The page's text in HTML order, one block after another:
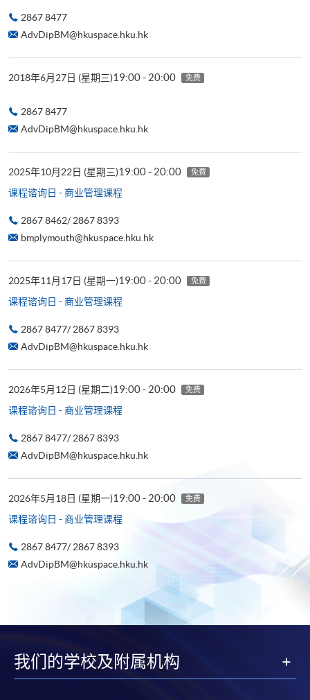
2867 8477
AdvDipBM@hkuspace.hku.hk
2018年6月27日 (星期三)19:00 - 20:00 免费
2867 8477
AdvDipBM@hkuspace.hku.hk
2025年10月22日 (星期三)19:00 - 20:00 免费
课程谘询日 - 商业管理课程
2867 8462/ 2867 8393
bmplymouth@hkuspace.hku.hk
2025年11月17日 (星期一)19:00 - 20:00 免费
课程谘询日 - 商业管理课程
2867 8477/ 2867 8393
AdvDipBM@hkuspace.hku.hk
2026年5月12日 (星期二)19:00 - 20:00 免费
课程谘询日 - 商业管理课程
2867 8477/ 2867 8393
AdvDipBM@hkuspace.hku.hk
2026年5月18日 (星期一)19:00 - 20:00 免费
课程谘询日 - 商业管理课程
2867 8477/ 2867 8393
AdvDipBM@hkuspace.hku.hk
我们的学校及附属机构